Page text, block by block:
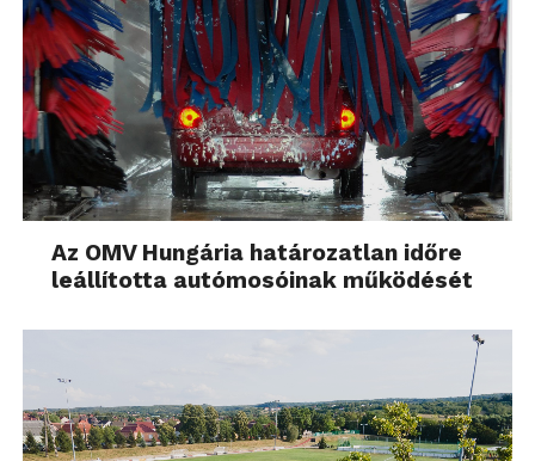
Az OMV Hungária határozatlan időre
leállította autómosóinak működését